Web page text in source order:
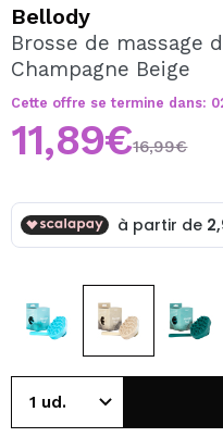
En créant un compte sur
effectuer vos achats
Bellody
Brosse de massage
Champagne Beige
Cette offre se termine dans:
11,89€16,99€